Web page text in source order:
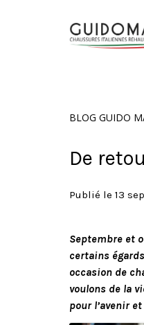
BLOG GUIDO
De
Publié le 13
Septembre et
certains
occasion de
voulons de la
pour l’avenir